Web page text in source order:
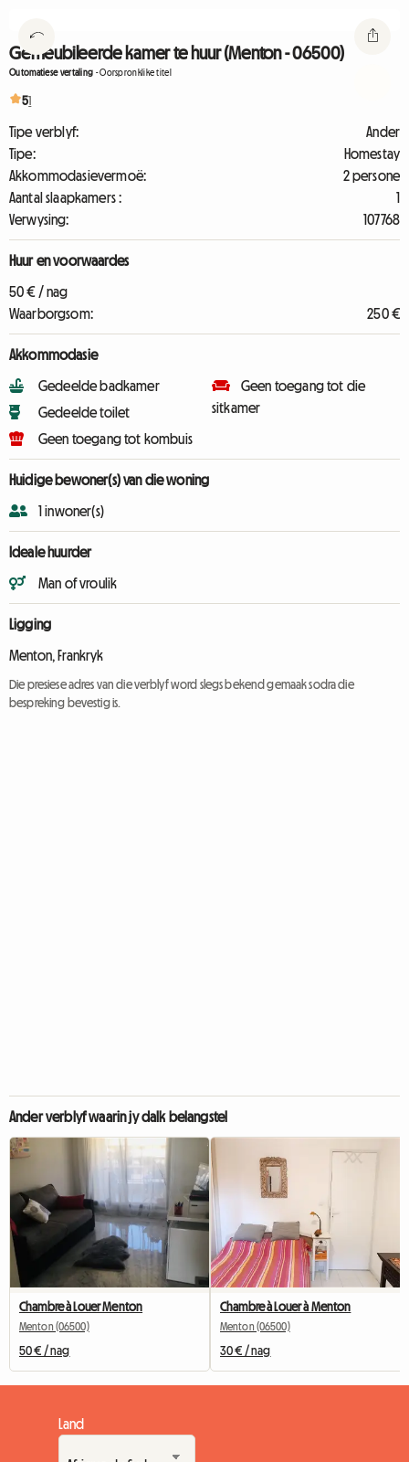
Gemeubileerde kamer te huur (Menton - 06500)
Outomatiese vertaling -Oorspronklike titel
51
Tipe verblyf:
Ander
Tipe:
Homestay
Akkommodasievermoë:
2 persone
Aantal slaapkamers :
1
Verwysing:
107768
Huur en voorwaardes
50 € / nag
Waarborgsom:
250 €
Akkommodasie
Gedeelde badkamer
Gedeelde toilet
Geen toegang tot kombuis
Geen toegang tot die
sitkamer
Huidige bewoner(s) van die woning
1 inwoner(s)
Ideale huurder
Man of vroulik
Ligging
Menton, Frankryk
Die presiese adres van die verblyf word slegs bekend gemaak sodra die
bespreking bevestig is.
Ander verblyf waarin jy dalk belangstel
Chambre à Louer Menton
Menton (06500)
50 € / nag
Chambre à Louer à Menton
Menton (06500)
30 € / nag
Land